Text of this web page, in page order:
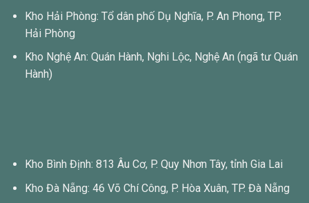
Kho Hải Phòng: Tổ dân phố Dụ Nghĩa, P. An Phong, TP.
Hải Phòng
Kho Nghệ An: Quán Hành, Nghi Lộc, Nghệ An (ngã tư Quán
Hành)
Kho Bình Định: 813 Âu Cơ, P. Quy Nhơn Tây, tỉnh Gia Lai
Kho Đà Nẵng: 46 Võ Chí Công, P. Hòa Xuân, TP. Đà Nẵng